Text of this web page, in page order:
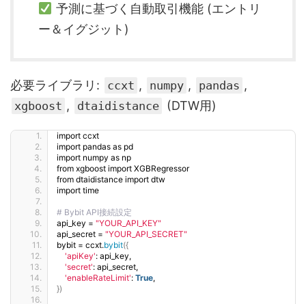
予測に基づく自動取引機能 (エントリ
ー＆イグジット)
必要ライブラリ: ccxt , numpy , pandas ,
xgboost , dtaidistance (DTW用)
import ccxt
import pandas as pd
import numpy as np
from xgboost import XGBRegressor
from dtaidistance import dtw
import time
# Bybit API接続設定
api_key = "YOUR_API_KEY"
api_secret = "YOUR_API_SECRET"
bybit = ccxt.bybit({
'apiKey': api_key,
'secret': api_secret,
'enableRateLimit': True,
})